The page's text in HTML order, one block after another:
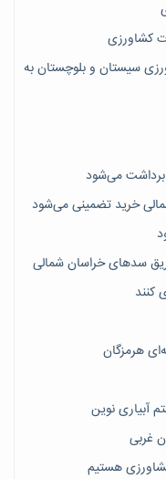
کشاورزی سیستان و بلوچستان به
خرید تضمینی می‌شود
کنند
هرمزگان
هستیم